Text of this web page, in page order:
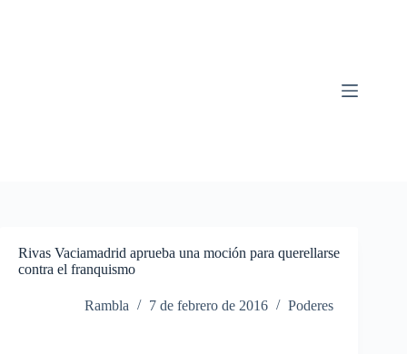
Rivas Vaciamadrid aprueba una moción para querellarse
contra el franquismo
Rambla 7 de febrero de 2016 Poderes